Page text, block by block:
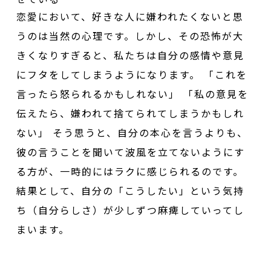
恋愛において、好きな人に嫌われたくないと思
うのは当然の心理です。しかし、その恐怖が大
きくなりすぎると、私たちは自分の感情や意見
にフタをしてしまうようになります。 「これを
言ったら怒られるかもしれない」 「私の意見を
伝えたら、嫌われて捨てられてしまうかもしれ
ない」 そう思うと、自分の本心を言うよりも、
彼の言うことを聞いて波風を立てないようにす
る方が、一時的にはラクに感じられるのです。
結果として、自分の「こうしたい」という気持
ち（自分らしさ）が少しずつ麻痺していってし
まいます。